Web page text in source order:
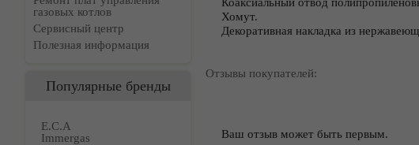
газовых котлов
Сервисный центр
Полезная информация
Популярные бренды
E.C.A
Immergas
Хомут.
Декоративная накладка из
Отзывы покупателей:
Ваш отзыв может быть первым.